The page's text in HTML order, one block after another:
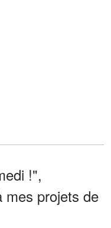
!",
mes projets de